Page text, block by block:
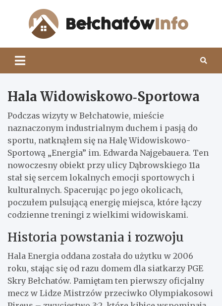
Hala Widowiskowo‑Sportowa
Podczas wizyty w Bełchatowie, mieście
naznaczonym industrialnym duchem i pasją do
sportu, natknąłem się na Halę Widowiskowo-
Sportową „Energia” im. Edwarda Najgebauera. Ten
nowoczesny obiekt przy ulicy Dąbrowskiego 11a
stał się sercem lokalnych emocji sportowych i
kulturalnych. Spacerując po jego okolicach,
poczułem pulsującą energię miejsca, które łączy
codzienne treningi z wielkimi widowiskami.
Historia powstania i rozwoju
Hala Energia oddana została do użytku w 2006
roku, stając się od razu domem dla siatkarzy PGE
Skry Bełchatów. Pamiętam ten pierwszy oficjalny
mecz w Lidze Mistrzów przeciwko Olympiakosowi